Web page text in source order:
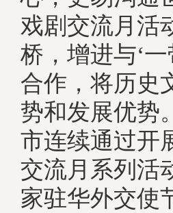
戏剧交流月活
桥，增进与‘
合作，将历史
势和发展优
市连续通过开
交流月系列活
家驻华外交使